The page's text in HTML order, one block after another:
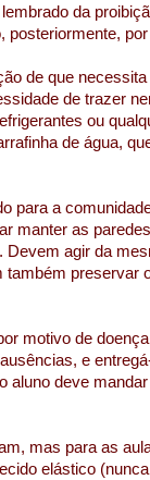
da
posteriormente,
de que
de trazer
ou
de água,
para a
manter as
Devem agir da
também preservar
motivo de
e
aluno deve
mas para as
elástico